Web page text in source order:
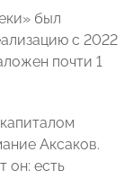
был
с 2022
почти 1
Аксаков.
он: есть